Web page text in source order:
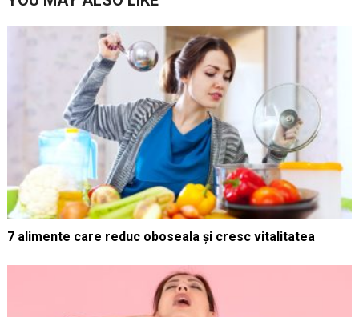
7 alimente care reduc oboseala și cresc vitalitatea